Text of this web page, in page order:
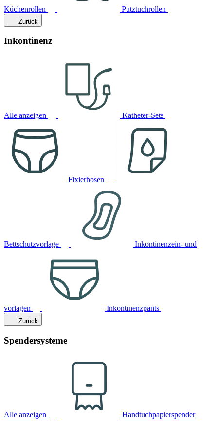
Küchenrollen Putztuchrollen
Zurück
Inkontinenz
Alle anzeigen Katheter-Sets
Fixierhosen
Bettschutzvorlage Inkontinenzein- und
vorlagen Inkontinenzpants
Zurück
Spendersysteme
Alle anzeigen Handtuchpapierspender